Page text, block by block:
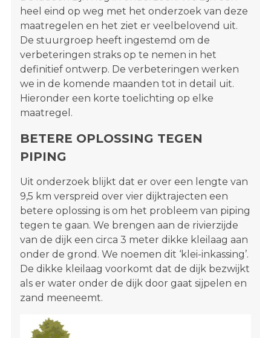
heel eind op weg met het onderzoek van deze
maatregelen en het ziet er veelbelovend uit.
De stuurgroep heeft ingestemd om de
verbeteringen straks op te nemen in het
definitief ontwerp. De verbeteringen werken
we in de komende maanden tot in detail uit.
Hieronder een korte toelichting op elke
maatregel.
BETERE OPLOSSING TEGEN
PIPING
Uit onderzoek blijkt dat er over een lengte van
9,5 km verspreid over vier dijktrajecten een
betere oplossing is om het probleem van piping
tegen te gaan. We brengen aan de rivierzijde
van de dijk een circa 3 meter dikke kleilaag aan
onder de grond. We noemen dit ‘klei-inkassing’.
De dikke kleilaag voorkomt dat de dijk bezwijkt
als er water onder de dijk door gaat sijpelen en
zand meeneemt.